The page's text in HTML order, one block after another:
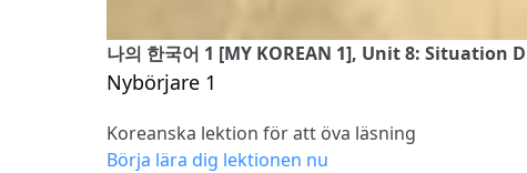
나의 한국어 1 [MY KOREAN 1], Unit 8: Situation
Nybörjare 1
Koreanska lektion för att öva läsning
Börja lära dig lektionen nu